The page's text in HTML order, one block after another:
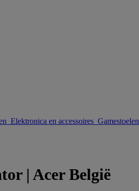
Elektronica en accessoires Gamestoelen
| Acer België